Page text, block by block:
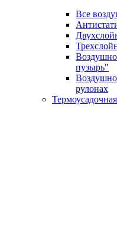
Все
пузырь"
рулонах